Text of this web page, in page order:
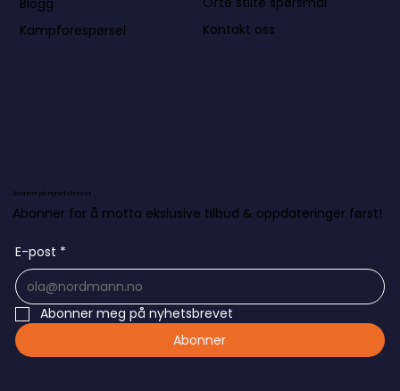
Kampforespørsel
Kontakt oss
Abonner på nyhetsbrevet
Abonner for å motta ekslusive tilbud & oppdateringer først!
E-post *
Abonner meg på nyhetsbrevet
Abonner